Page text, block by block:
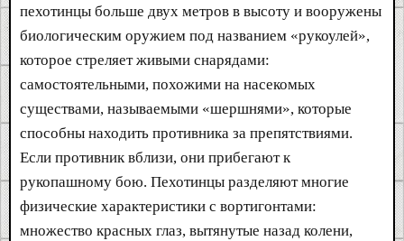
пехотинцы больше двух метров в высоту и вооружены
биологическим оружием под названием «рукоулей»,
которое стреляет живыми снарядами:
самостоятельными, похожими на насекомых
существами, называемыми «шершнями», которые
способны находить противника за препятствиями.
Если противник вблизи, они прибегают к
рукопашному бою. Пехотинцы разделяют многие
физические характеристики с вортигонтами:
множество красных глаз, вытянутые назад колени,